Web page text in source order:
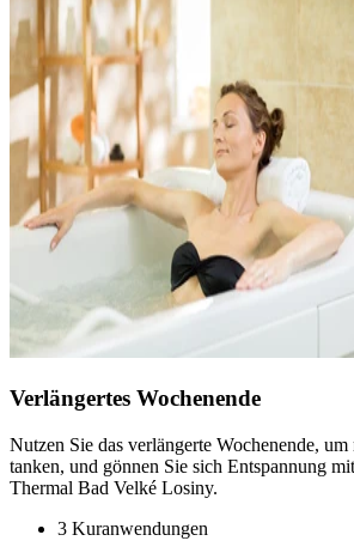
Verlängertes Wochenende
Nutzen Sie das verlängerte Wochenende, um
tanken, und gönnen Sie sich Entspannung
Thermal Bad Velké Losiny.
3 Kuranwendungen